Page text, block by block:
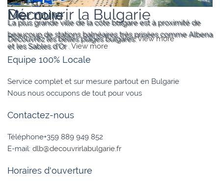
La plus grande ville de la côte bulgare est à proximité de
beaucoup de stations balnéaires très prisées comme Albena
et les Sables d’Or . View more
Mer noire
Découvrez les belles plages bulgares.View more
Découvrir la Bulgarie
Equipe 100% Locale
Service complet et sur mesure partout en Bulgarie
Nous nous occupons de tout pour vous
Contactez-nous
Téléphone+359 889 949 852
E-mail: dlb@decouvrirlabulgarie.fr
Horaires d'ouverture